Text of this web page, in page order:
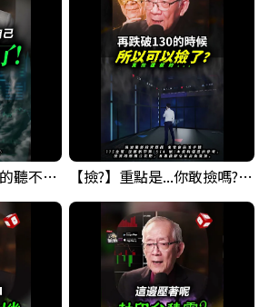
【我被黑了?】是真的聽不懂嗎...還是... #股票分析 #因果分析 【撿?】重點是...你敢撿嗎? 要撿什麼??? #科技四巨頭 #股票分析 #投資